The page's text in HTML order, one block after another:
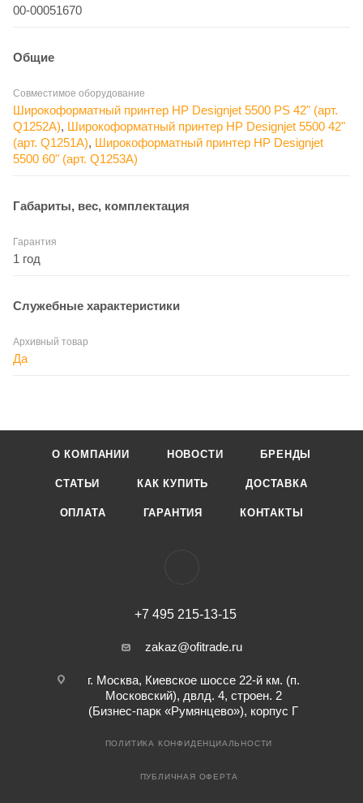
00-00051670
Общие
Совместимое оборудование
Широкоформатный принтер HP Designjet 5500 PS 42" (арт.
Q1252A), Широкоформатный принтер HP Designjet 5500 42"
(арт. Q1251A), Широкоформатный принтер HP Designjet
5500 60" (арт. Q1253A)
Габариты, вес, комплектация
Гарантия
1 год
Служебные характеристики
Архивный товар
Да
О КОМПАНИИ НОВОСТИ БРЕНДЫ
СТАТЬИ КАК КУПИТЬ ДОСТАВКА
ОПЛАТА ГАРАНТИЯ КОНТАКТЫ
+7 495 215-13-15
zakaz@ofitrade.ru
г. Москва, Киевское шоссе 22-й км. (п.
Московский), двлд. 4, строен. 2
(Бизнес-парк «Румянцево»), корпус Г
ПОЛИТИКА КОНФИДЕНЦИАЛЬНОСТИ
ПУБЛИЧНАЯ ОФЕРТА